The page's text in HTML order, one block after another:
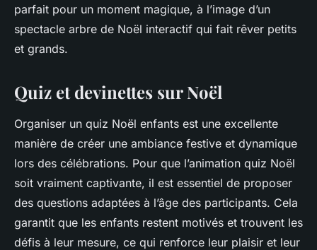
parfait pour un moment magique, à l’image d’un
spectacle arbre de Noël interactif qui fait rêver petits
et grands.
Quiz et devinettes sur Noël
Organiser un quiz Noël enfants est une excellente
manière de créer une ambiance festive et dynamique
lors des célébrations. Pour que l’animation quiz Noël
soit vraiment captivante, il est essentiel de proposer
des questions adaptées à l’âge des participants. Cela
garantit que les enfants restent motivés et trouvent les
défis à leur mesure, ce qui renforce leur plaisir et leur